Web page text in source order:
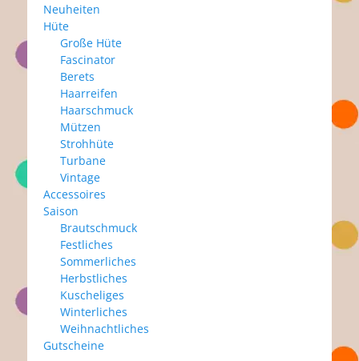
Neuheiten
Hüte
Große Hüte
Fascinator
Berets
Haarreifen
Haarschmuck
Mützen
Strohhüte
Turbane
Vintage
Accessoires
Saison
Brautschmuck
Festliches
Sommerliches
Herbstliches
Kuscheliges
Winterliches
Weihnachtliches
Gutscheine